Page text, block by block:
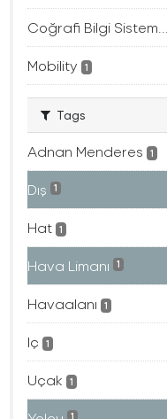
Coğrafi Bilgi Sistem...
Mobility 1
Tags
Adnan Menderes 1
Dış 1
Hat 1
Hava Limanı 1
Havaalanı 1
Iç 1
Uçak 1